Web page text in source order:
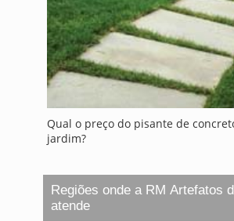
Qual o preço do pisante de
jardim?
Regiões onde a RM Artefatos
atende